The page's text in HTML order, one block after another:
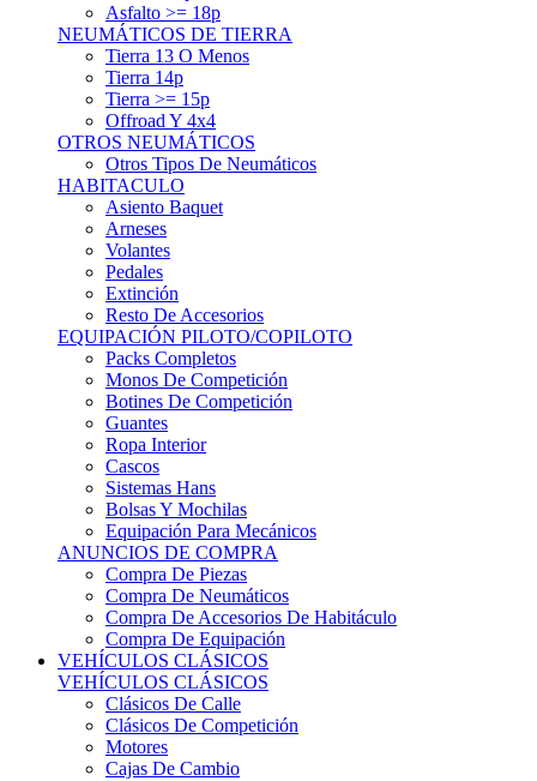
NEUMÁTICOS DE TIERRA
Tierra 13 O Menos
Tierra 14p
Tierra >= 15p
Offroad Y 4x4
OTROS NEUMÁTICOS
Otros Tipos De Neumáticos
HABITACULO
Asiento Baquet
Arneses
Volantes
Pedales
Extinción
Resto De Accesorios
EQUIPACIÓN PILOTO/COPILOTO
Packs Completos
Monos De Competición
Botines De Competición
Guantes
Ropa Interior
Cascos
Sistemas Hans
Bolsas Y Mochilas
Equipación Para Mecánicos
ANUNCIOS DE COMPRA
Compra De Piezas
Compra De Neumáticos
Compra De Accesorios De Habitáculo
Compra De Equipación
VEHÍCULOS CLÁSICOS
VEHÍCULOS CLÁSICOS
Clásicos De Calle
Clásicos De Competición
Motores
Cajas De Cambio
Carrocería